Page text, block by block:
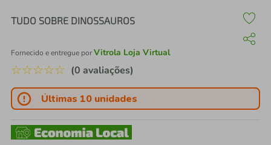
TUDO SOBRE DINOSSAUROS
Fornecido e entregue porVitrola Loja Virtual
☆☆☆☆☆ (0 avaliações)
Últimas 10 unidades